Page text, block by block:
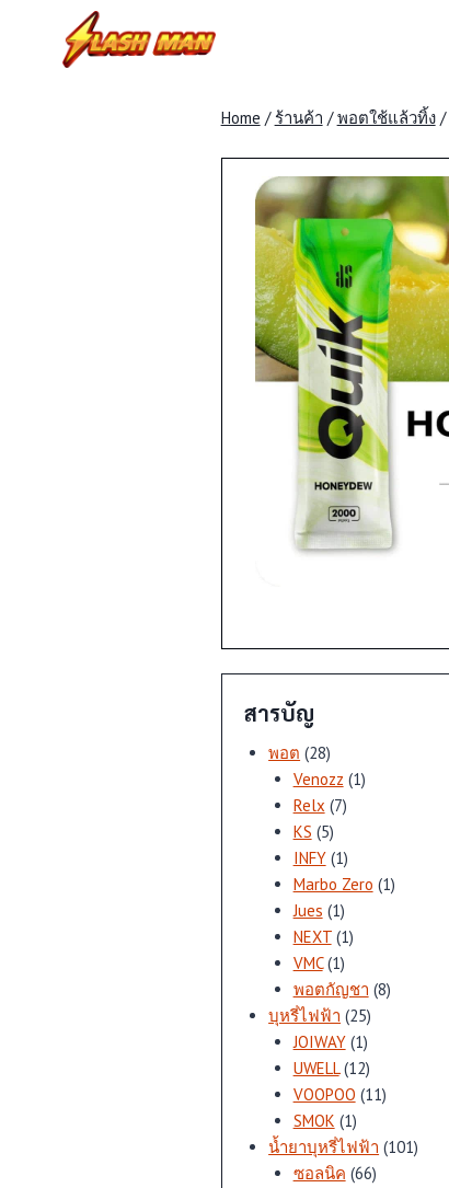
Home / ร้านค้า / พอตใช้แล้วทิ้ง /
สารบัญ
พอต 2828
สินค้า
Venozz 11
Relx 77
KS 55
สินค้า
INFY 11
สินค้า
Marbo Zero 11
Jues 11
สินค้า
NEXT 11
VMC 11
สินค้า
พอตกัญชา 88
บุหรี่ไฟฟ้า 2525
สินค้า
JOIWAY 11
สินค้า
UWELL 1212
สินค้า
VOOPOO 1111
SMOK 11
สินค้า
น้ำยาบุหรี่ไฟฟ้า 101101
ซอลนิค 6666